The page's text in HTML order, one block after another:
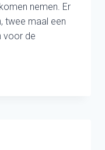
nemen. Er
twee maal een
voor de